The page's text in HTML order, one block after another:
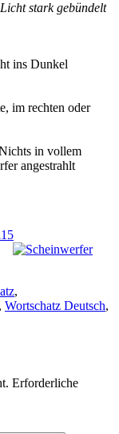
stark gebündelt
ins Dunkel
im rechten oder
in vollem
angestrahlt
,
, Wortschatz Deutsch,
Erforderliche